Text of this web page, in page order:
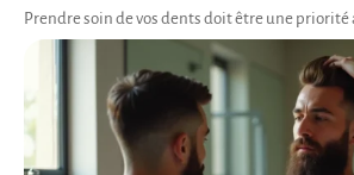
Prendre soin de vos dents doit être une priorité